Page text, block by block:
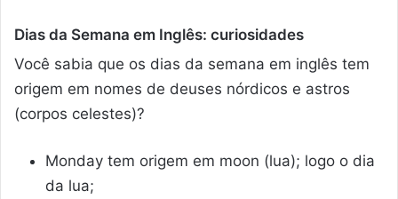
Dias da Semana em Inglês: curiosidades
Você sabia que os dias da semana em inglês tem
origem em nomes de deuses nórdicos e astros
(corpos celestes)?
Monday tem origem em moon (lua); logo o dia
da lua;